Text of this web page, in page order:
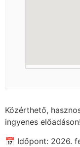
Közérthető,
ingyenes előadáson!
📅 Időpont: 2026.